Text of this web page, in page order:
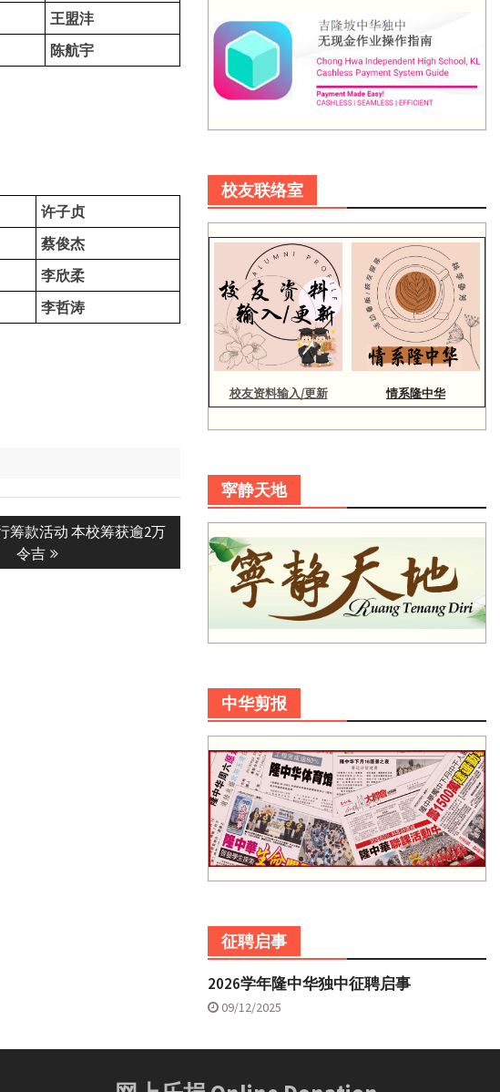
王盟沣
陈航宇
许子贞
蔡俊杰
李欣柔
李哲涛
筹款活动 本校筹获逾2万
令吉
校友联络室
校友资料输入/更新 情系隆中华
寜静天地
中华剪报
征聘启事
2026学年隆中华独中征聘启事
09/12/2025